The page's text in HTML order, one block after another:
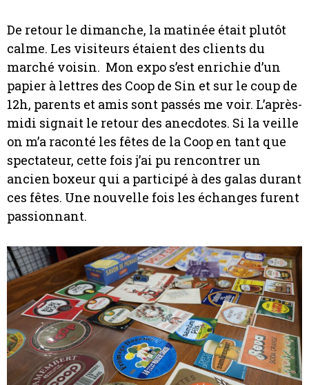
De retour le dimanche, la matinée était plutôt
calme. Les visiteurs étaient des clients du
marché voisin. Mon expo s’est enrichie d’un
papier à lettres des Coop de Sin et sur le coup de
12h, parents et amis sont passés me voir. L’après-
midi signait le retour des anecdotes. Si la veille
on m’a raconté les fêtes de la Coop en tant que
spectateur, cette fois j’ai pu rencontrer un
ancien boxeur qui a participé à des galas durant
ces fêtes. Une nouvelle fois les échanges furent
passionnant.